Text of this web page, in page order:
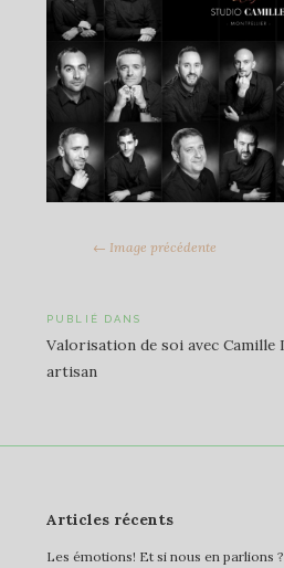
← Image précédente
Navigation
de
PUBLIÉ DANS
Valorisation de soi avec
artisan
Articles récents
Les émotions! Et si nous en parlions